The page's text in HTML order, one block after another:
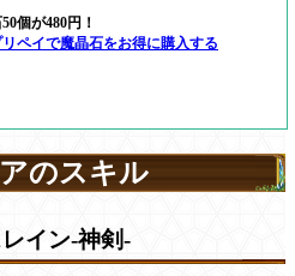
個が480円！
ペイで魔晶石をお得に購入する
のスキル
イン-神剣-